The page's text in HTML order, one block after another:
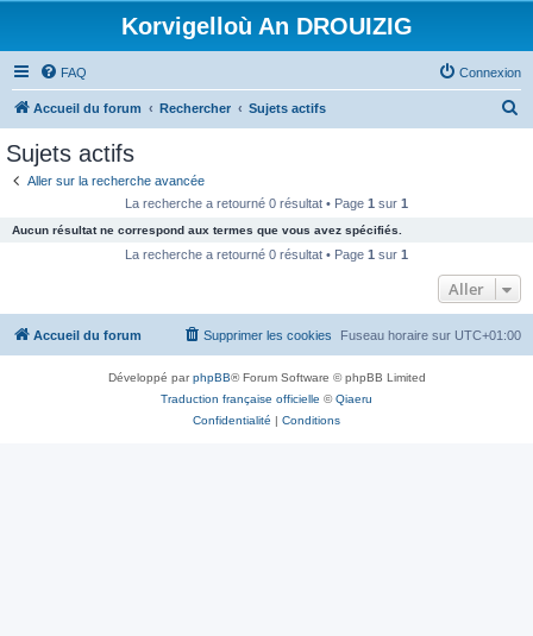
Korvigelloù An DROUIZIG
FAQ Connexion
Accueil du forum Rechercher Sujets actifs
c
e
Sujets actifs
Aller sur la recherche avancée
La recherche a retourné 0 résultat • Page 1 sur 1
Aucun résultat ne correspond aux termes que vous avez spécifiés.
La recherche a retourné 0 résultat • Page 1 sur 1
Aller
Accueil du forum Fuseau horaire sur UTC+01:00
Supprimer les cookies
Développé parphpBB® Forum Software © phpBB Limited
Traduction française officielle ©Qiaeru
Confidentialité | Conditions